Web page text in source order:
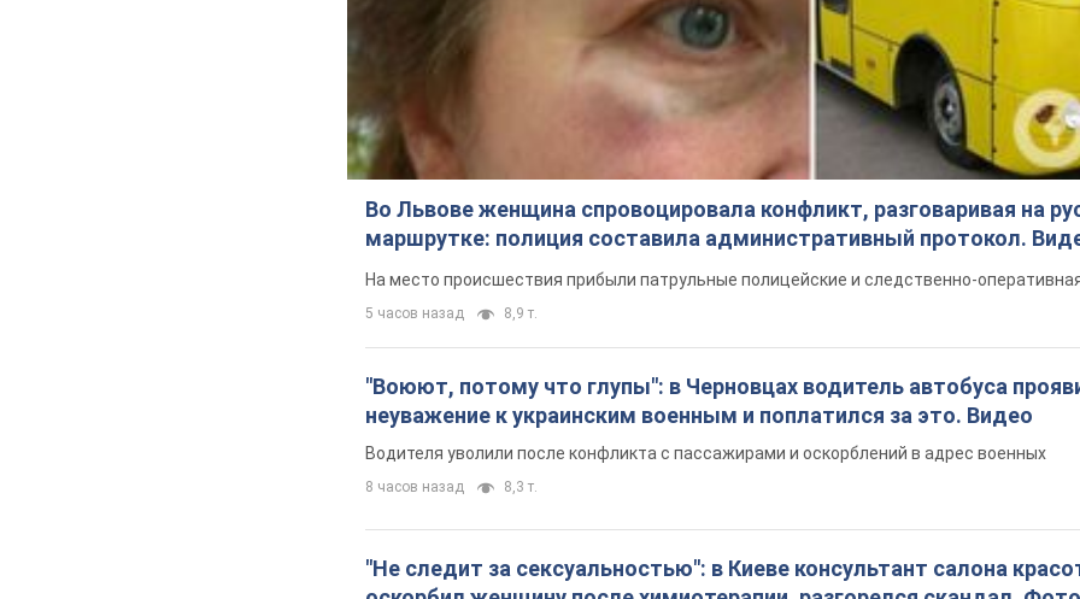
Во Львове женщина спровоцировала конфликт, разговаривая на
маршрутке: полиция составила административный протокол.
На место происшествия прибыли патрульные полицейские и следственно-
5 часов назад 8,9 т.
"Воюют, потому что глупы": в Черновцах водитель автобуса
неуважение к украинским военным и поплатился за это. Видео
Водителя уволили после конфликта с пассажирами и оскорблений в адрес военных
8 часов назад 8,3 т.
"Не следит за сексуальностью": в Киеве консультант салона